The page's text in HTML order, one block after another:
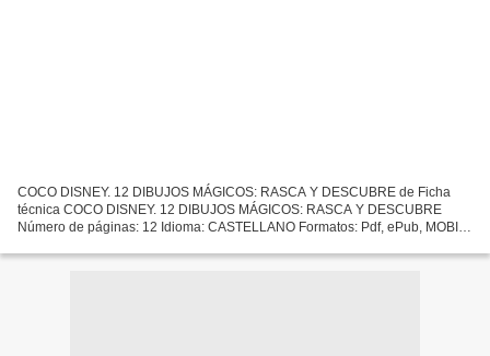
COCO DISNEY. 12 DIBUJOS MÁGICOS: RASCA Y DESCUBRE de Ficha
técnica COCO DISNEY. 12 DIBUJOS MÁGICOS: RASCA Y DESCUBRE
Número de páginas: 12 Idioma: CASTELLANO Formatos: Pdf, ePub, MOBI,
edición:...